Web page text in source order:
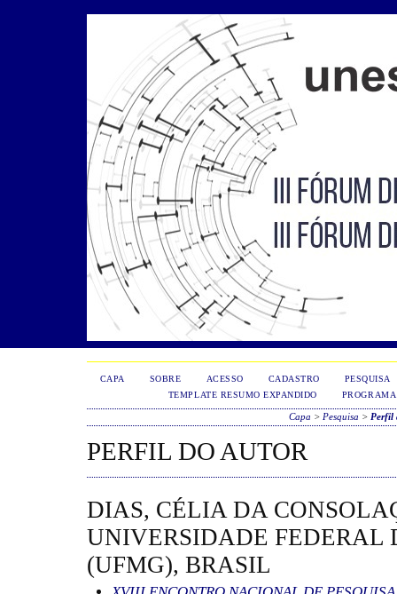
CAPA SOBRE ACESSO CADASTRO
PESQUISA
TEMPLATE RESUMO EXPANDIDO
PROGRAMA
Capa > Pesquisa > Perfil
PERFIL DO AUTOR
DIAS, CÉLIA DA
UNIVERSIDADE FEDERAL
(UFMG), BRASIL